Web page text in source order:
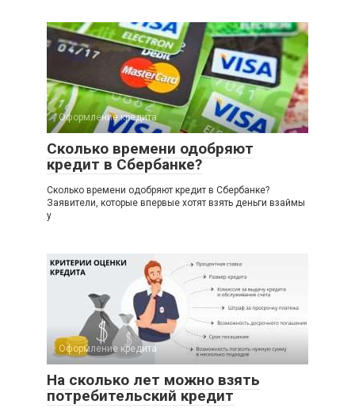
Оформление кредита
Сколько времени одобряют
кредит в Сбербанке?
Сколько времени одобряют кредит в Сбербанке?
Заявители, которые впервые хотят взять деньги взаймы
у
Оформление кредита
На сколько лет можно взять
потребительский кредит